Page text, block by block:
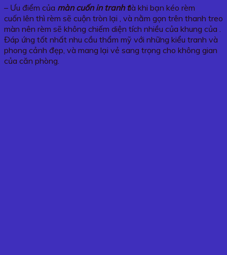
– Ưu điểm của màn cuốn in tranh tlà khi bạn kéo rèm
cuốn lên thì rèm sẽ cuộn tròn lại , và nằm gọn trên thanh treo
màn nên rèm sẽ không chiếm diện tích nhiều của khung của .
Đáp ứng tốt nhất nhu cầu thẩm mỹ với những kiểu tranh và
phong cảnh đẹp, và mang lại vẻ sang trọng cho không gian
của căn phòng.